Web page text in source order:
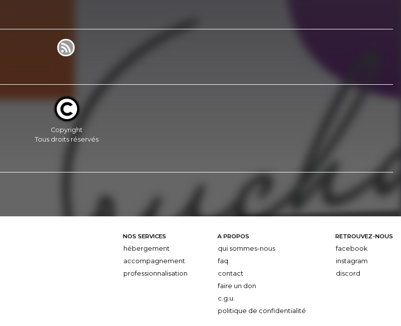
Copyright
Tous droits réservés
NOS SERVICES
hébergement
accompagnement
professionnalisation
A PROPOS
qui sommes-nous
faq
contact
faire un don
c.g.u.
politique de confidentialité
RETROUVEZ-NOUS
facebook
instagram
discord